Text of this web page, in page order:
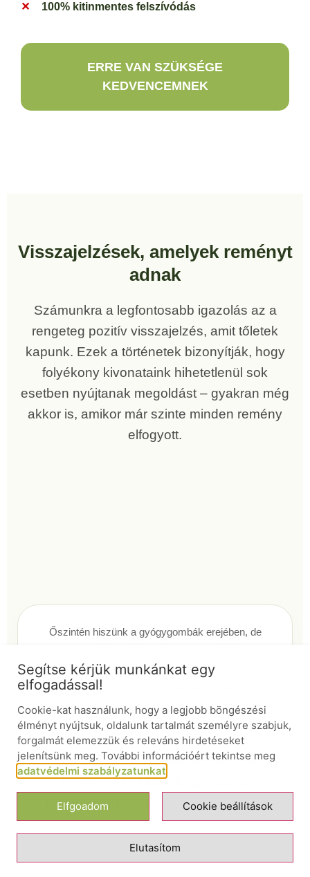
100% kitinmentes felszívódás
ERRE VAN SZÜKSÉGE
KEDVENCEMNEK
Visszajelzések, amelyek reményt
adnak
Számunkra a legfontosabb igazolás az a
rengeteg pozitív visszajelzés, amit tőletek
kapunk. Ezek a történetek bizonyítják, hogy
folyékony kivonataink hihetetlenül sok
esetben nyújtanak megoldást – gyakran még
akkor is, amikor már szinte minden remény
elfogyott.
Őszintén hiszünk a gyógygombák erejében, de
termékeink minden esetben biztosan működnek, és
távol áll tőlünk, hogy „csodaszerként” tüntessük fel
őket. Nem javasoljuk az állatorvosi kezelések vagy
egyéb orvosi megoldások mellőzését.
Azonban annyi esetben láttunk már
látványos javulást, hogy szilárd
meggyőződésünk:
egy próbát és egy
számára.
Segítse kérjük munkánkat egy
elfogadással!
Cookie-kat használunk, hogy a legjobb böngészési
élményt nyújtsuk, oldalunk tartalmát személyre szabjuk,
forgalmát elemezzük és releváns hirdetéseket
jelenítsünk meg. További információért tekintse meg
adatvédelmi szabályzatunkat
Elfgoadom Cookie beállítások
Elutasítom